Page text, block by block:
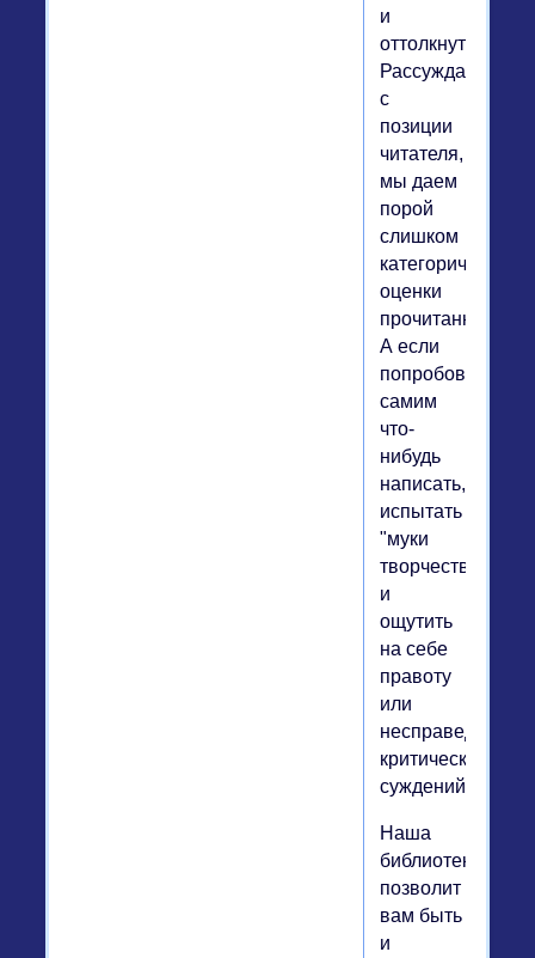
и
оттолкнуть.
Рассуждая
с
позиции
читателя,
мы даем
порой
слишком
категоричные
оценки
прочитанному.
А если
попробовать
самим
что-
нибудь
написать,
испытать
"муки
творчества"
и
ощутить
на себе
правоту
или
критических
суждений?
Наша
библиотека
позволит
вам быть
и